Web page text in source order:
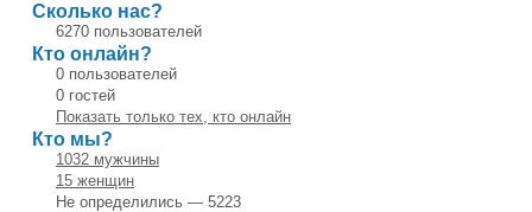
Сколько нас?
6270 пользователей
Кто онлайн?
0 пользователей
0 гостей
Показать только тех, кто онлайн
Кто мы?
1032 мужчины
15 женщин
Не определились — 5223